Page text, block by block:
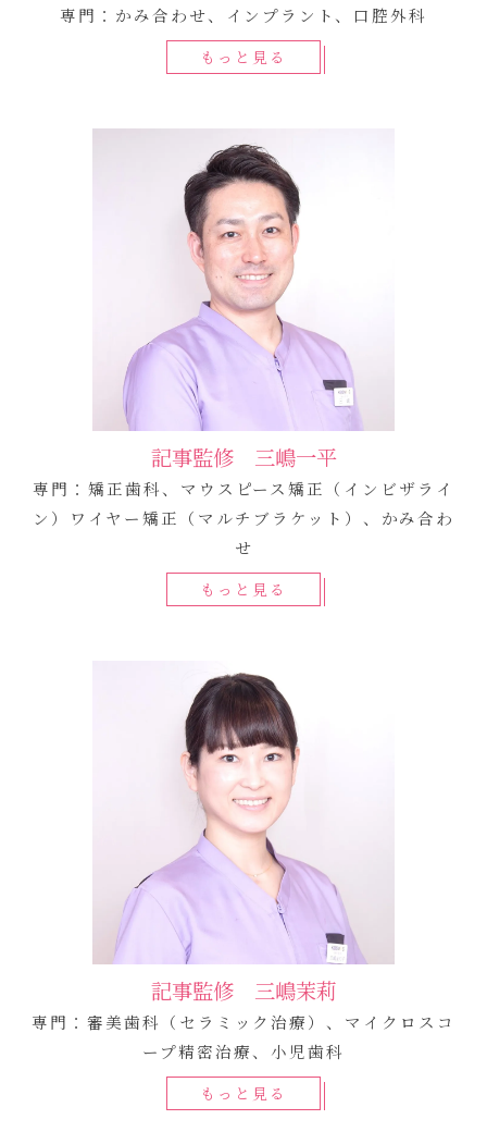
専門：かみ合わせ、インプラント、口腔外科
もっと見る
記事監修 三嶋一平
専門：矯正歯科、マウスピース矯正（インビザライ
ン）ワイヤー矯正（マルチブラケット）、かみ合わ
せ
もっと見る
記事監修 三嶋茉莉
専門：審美歯科（セラミック治療）、マイクロスコ
ープ精密治療、小児歯科
もっと見る